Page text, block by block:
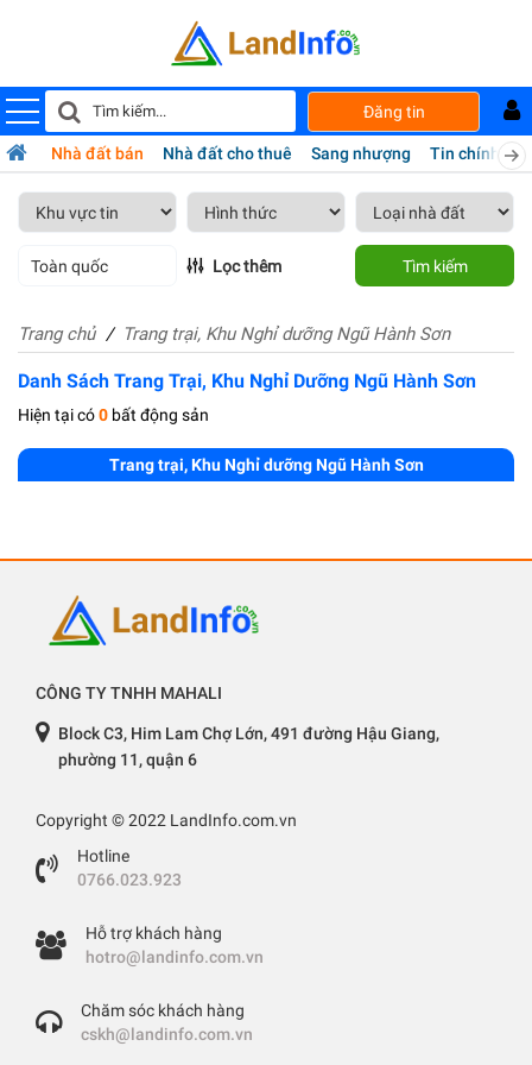
Đăng tin
Nhà đất bán Nhà đất cho thuê Sang nhượng Tin chính chủ
Toàn quốc Lọc thêm Tìm kiếm
Trang chủ Trang trại, Khu Nghỉ dưỡng Ngũ Hành Sơn
Danh Sách Trang Trại, Khu Nghỉ Dưỡng Ngũ Hành Sơn
Hiện tại có0 bất động sản
Trang trại, Khu Nghỉ dưỡng Ngũ Hành Sơn
CÔNG TY TNHH MAHALI
Block C3, Him Lam Chợ Lớn, 491 đường Hậu Giang,
phường 11, quận 6
Copyright © 2022 LandInfo.com.vn
Hotline
0766.023.923
Hỗ trợ khách hàng
hotro@landinfo.com.vn
Chăm sóc khách hàng
cskh@landinfo.com.vn